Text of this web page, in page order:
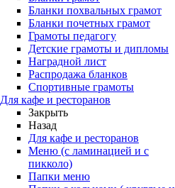
Бланки похвальных грамот
Бланки почетных грамот
Грамоты педагогу
Детские грамоты и дипломы
Наградной лист
Распродажа бланков
Спортивные грамоты
Для кафе и ресторанов
Закрыть
Назад
Для кафе и ресторанов
Меню (с ламинацией и с
пикколо)
Папки меню